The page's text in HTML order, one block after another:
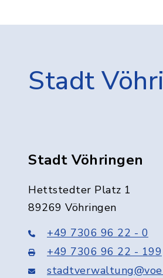
Stadt
Stadt Vöhringen
Hettstedter Platz 1
89269 Vöhringen
+49 7306 96 22 - 0
+49 7306 96 22 - 199